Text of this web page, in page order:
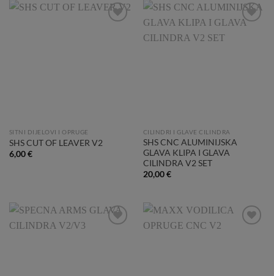
SITNI DIJELOVI I OPRUGE
SHS CUT OF LEAVER V2
6,00€
CILINDRI I GLAVE CILINDRA
SHS CNC ALUMINIJSKA
GLAVA KLIPA I GLAVA
CILINDRA V2 SET
20,00€